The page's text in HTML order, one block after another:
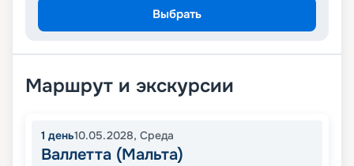
Выбрать
Маршрут и экскурсии
1 день10.05.2028, Среда
Валлетта (Мальта)